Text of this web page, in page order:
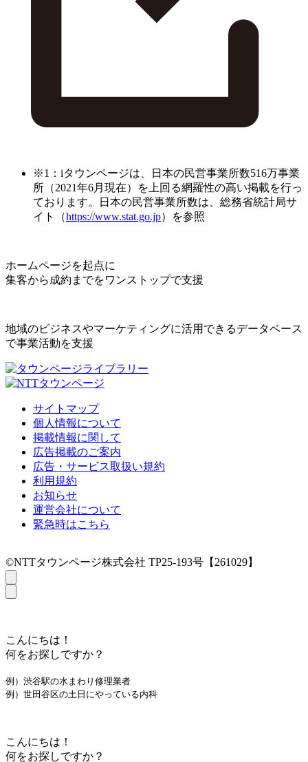
※1：iタウンページは、日本の民営事業所数516万事業
所（2021年6月現在）を上回る網羅性の高い掲載を行っ
ております。日本の民営事業所数は、総務省統計局サ
イト（https://www.stat.go.jp）を参照
ホームページを起点に
集客から成約までをワンストップで支援
地域のビジネスやマーケティングに活用できるデータベース
で事業活動を支援
サイトマップ
個人情報について
掲載情報に関して
広告掲載のご案内
広告・サービス取扱い規約
利用規約
お知らせ
運営会社について
緊急時はこちら
©NTTタウンページ株式会社 TP25-193号【261029】
こんにちは！
何をお探しですか？
例）渋谷駅の水まわり修理業者
例）世田谷区の土日にやっている内科
こんにちは！
何をお探しですか？